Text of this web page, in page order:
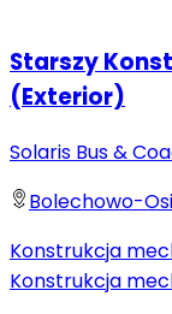
Starszy
(Exterior)
Solaris Bus &
Bolechowo-
Konstrukcja
Konstrukcja